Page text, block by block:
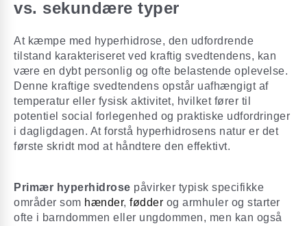
vs. sekundære typer
At kæmpe med hyperhidrose, den udfordrende
tilstand karakteriseret ved kraftig svedtendens, kan
være en dybt personlig og ofte belastende oplevelse.
Denne kraftige svedtendens opstår uafhængigt af
temperatur eller fysisk aktivitet, hvilket fører til
potentiel social forlegenhed og praktiske udfordringer
i dagligdagen. At forstå hyperhidrosens natur er det
første skridt mod at håndtere den effektivt.
Primær hyperhidrose påvirker typisk specifikke
områder som hænder, fødder og armhuler og starter
ofte i barndommen eller ungdommen, men kan også